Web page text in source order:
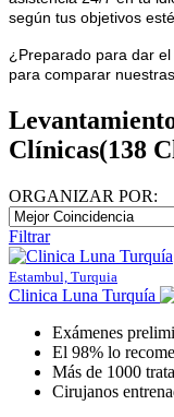
según tus objetivos
¿Preparado para dar
para comparar
Clínicas(138
ORGANIZAR POR:
Filtrar
Estambul, Turquia
Clinica Luna Turquía
Exámenes
El 98% lo
Más de 1000
Cirujanos